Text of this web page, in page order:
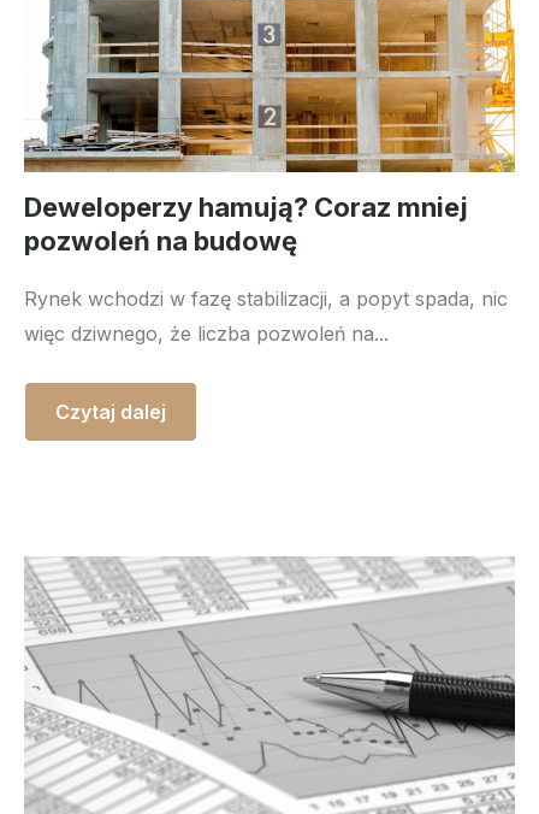
Deweloperzy hamują? Coraz mniej
pozwoleń na budowę
Rynek wchodzi w fazę stabilizacji, a popyt spada, nic
więc dziwnego, że liczba pozwoleń na...
Czytaj dalej